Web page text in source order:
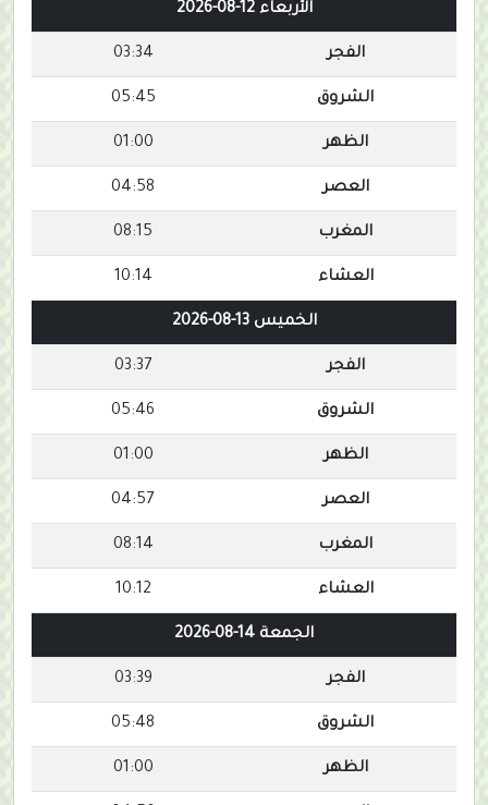
الأربعاء 12-08-2026
الفجر 03:34
الشروق 05:45
الظهر 01:00
العصر 04:58
المغرب 08:15
العشاء 10:14
الخميس 13-08-2026
الفجر 03:37
الشروق 05:46
الظهر 01:00
العصر 04:57
المغرب 08:14
العشاء 10:12
الجمعة 14-08-2026
الفجر 03:39
الشروق 05:48
الظهر 01:00